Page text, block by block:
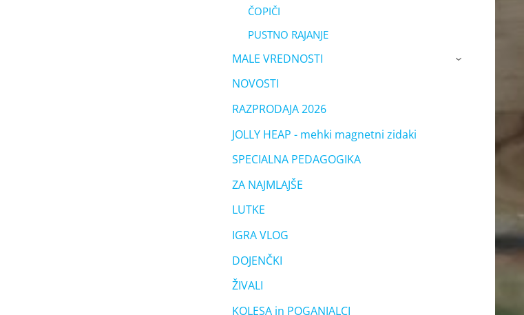
ČOPIČI
PUSTNO RAJANJE
MALE VREDNOSTI ›
NOVOSTI
RAZPRODAJA 2026
JOLLY HEAP - mehki magnetni zidaki
SPECIALNA PEDAGOGIKA
ZA NAJMLAJŠE
LUTKE
IGRA VLOG
DOJENČKI
ŽIVALI
KOLESA in POGANJALCI